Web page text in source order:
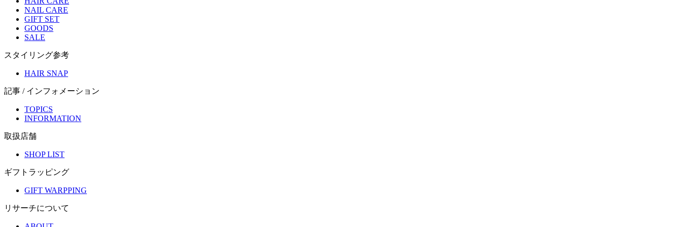
NAIL CARE
GIFT SET
GOODS
SALE
スタイリング参考
HAIR SNAP
記事 / インフォメーション
TOPICS
INFORMATION
取扱店舗
SHOP LIST
ギフトラッピング
GIFT WARPPING
リサーチについて